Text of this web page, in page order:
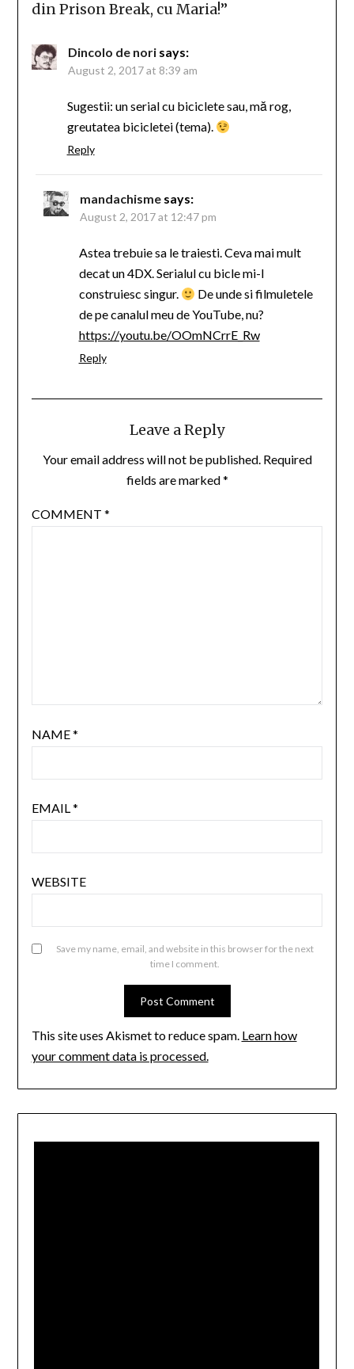
din Prison Break, cu Maria!”
Dincolo de nori says:
August 2, 2017 at 8:39 am
Sugestii: un serial cu biciclete sau, mă rog,
greutatea bicicletei (tema).
Reply
mandachisme says:
August 2, 2017 at 12:47 pm
Astea trebuie sa le traiesti. Ceva mai mult
decat un 4DX. Serialul cu bicle mi-l
construiesc singur.
De unde si filmuletele
de pe canalul meu de YouTube, nu?
https://youtu.be/OOmNCrrE_Rw
Reply
Leave a Reply
Your email address will not be published. Required
fields are marked*
COMMENT *
NAME*
EMAIL*
WEBSITE
Save my name, email, and website in this browser for the next
time I comment.
This site uses Akismet to reduce spam. Learn how
your comment data is processed.